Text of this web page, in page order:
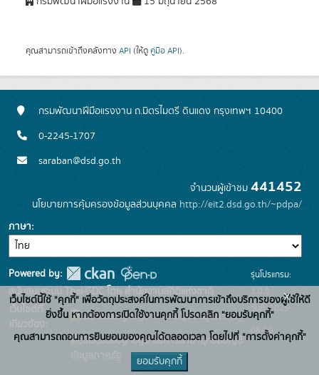
คุณสามารถเข้าถึงคลังทาง API (ให้ดู คู่มือ API).
กรมพัฒนาฝีมือแรงงาน ถ.มิตรไมตรี ดินแดง กรุงเทพฯ 10400
0-2245-1707
saraban@dsd.go.th
จำนวนผู้เข้าชม 441452
นโยบายการคุ้มครองข้อมูลส่วนบุคคล http://eit2.dsd.go.th/~pdpa/
ภาษา
Powered by:
สนับสนุนระบบ Thai-GDC โดย สำนักงานสถิติแห่งชาติ
เว็บไซต์ที่
เกี่ยวข้อง:
ระบบบัญชีข้อมูลภาครัฐ
บริการนามานุกรมบัญชี
รุ่นโปรแกรม:
3.0.0
วันที่: 2025-
06-10
เว็บไซต์นี้ใช้ "คุกกี้" เพื่อวัตถุประสงค์ในการพัฒนาการเข้าถึงบริการของผู้ใช้ให้ดี
ยิ่งขึ้น หากต้องการเปิดใช้งานคุกกี้ โปรดคลิก "ยอมรับคุกกี้"
คุณสามารถถอนการยินยอมของคุณได้ตลอดเวลา โดยไปที่ "การตั้งค่าคุกกี้"
ยอมรับคุกกี้
x